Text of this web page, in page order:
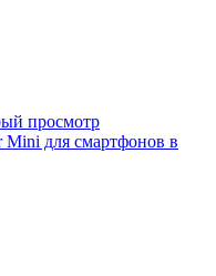
просмотр
для смартфонов в